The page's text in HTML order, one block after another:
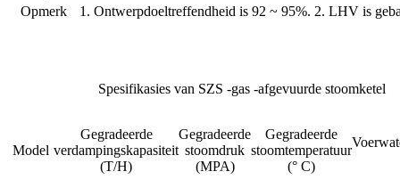
Opmerk 1. Ontwerpdoeltreffendheid is 92 ~ 95%. 2. LHV is
Spesifikasies van SZS -gas -afgevuurde stoomketel
Model
Gegradeerde
verdampingskapasiteit
(T/H)
Gegradeerde
stoomdruk
(MPA)
Gegradeerde
stoomtemperatuur
(° C)